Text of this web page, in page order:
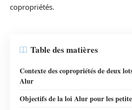
copropriétés.
Table des matières
Contexte des copropriétés de deux
Alur
Objectifs de la loi Alur pour les